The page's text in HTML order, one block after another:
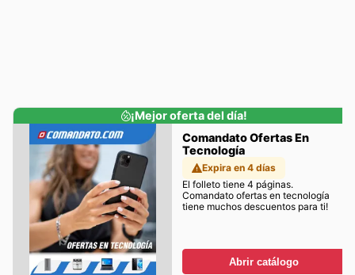
¡Mejor oferta del día!
Comandato Ofertas En
Tecnología
Expira en 4 días
El folleto tiene 4 páginas.
Comandato ofertas en tecnología
tiene muchos descuentos para ti!
Abrir catálogo